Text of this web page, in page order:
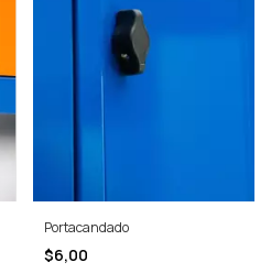
Portacandado
$6,00